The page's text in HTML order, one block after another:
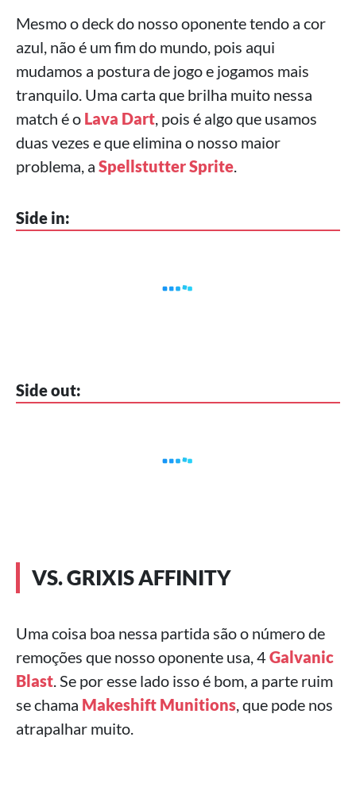
Mesmo o deck do nosso oponente tendo a cor
azul, não é um fim do mundo, pois aqui
mudamos a postura de jogo e jogamos mais
tranquilo. Uma carta que brilha muito nessa
match é o Lava Dart, pois é algo que usamos
duas vezes e que elimina o nosso maior
problema, a Spellstutter Sprite.
Side in:
Side out:
VS. GRIXIS AFFINITY
Uma coisa boa nessa partida são o número de
remoções que nosso oponente usa, 4Galvanic
Blast. Se por esse lado isso é bom, a parte ruim
se chama Makeshift Munitions, que pode nos
atrapalhar muito.